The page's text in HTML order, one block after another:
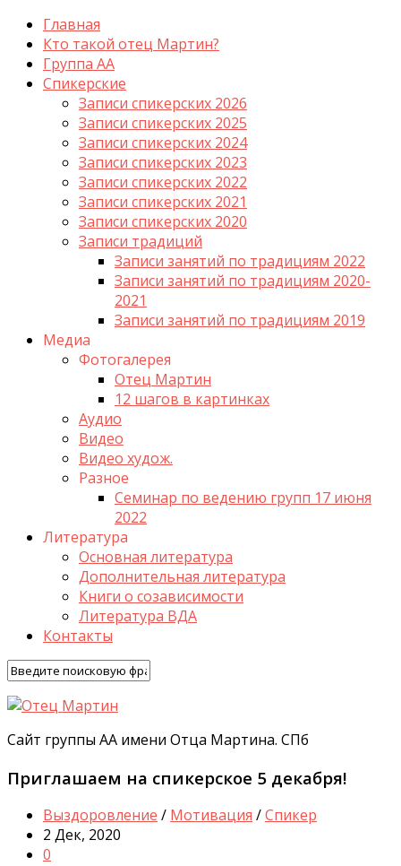
Главная
Кто такой отец Мартин?
Группа АА
Спикерские
Записи спикерских 2026
Записи спикерских 2025
Записи спикерских 2024
Записи спикерских 2023
Записи спикерских 2022
Записи спикерских 2021
Записи спикерских 2020
Записи традиций
Записи занятий по традициям 2022
Записи занятий по традициям 2020-
2021
Записи занятий по традициям 2019
Медиа
Фотогалерея
Отец Мартин
12 шагов в картинках
Аудио
Видео
Видео худож.
Разное
Семинар по ведению групп 17 июня
2022
Литература
Основная литература
Дополнительная литература
Книги о созависимости
Литература ВДА
Контакты
Сайт группы АА имени Отца Мартина. СПб
Приглашаем на спикерское 5 декабря!
Выздоровление / Мотивация /Спикер
2 Дек, 2020
0